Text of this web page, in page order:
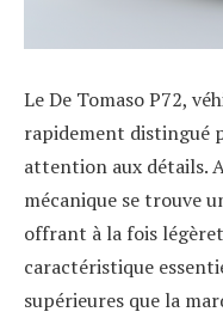
Le De Tomaso P72,
rapidement distingué
attention aux détails.
mécanique se trouve
offrant à la fois
caractéristique
supérieures que la